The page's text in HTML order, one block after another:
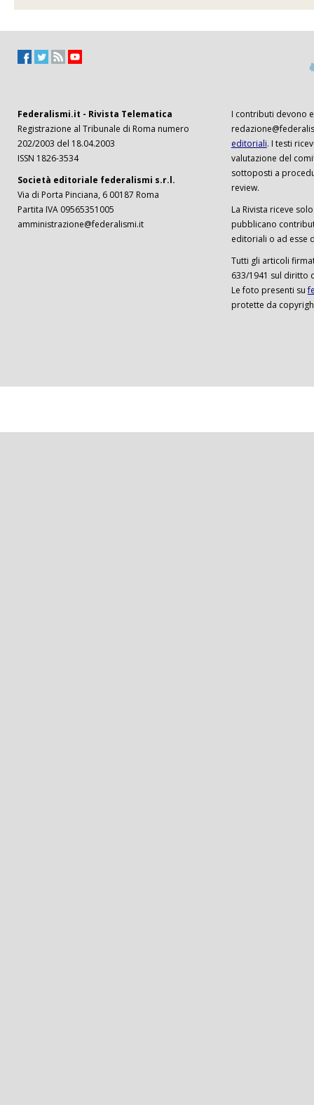
Federalismi.it - Rivista Telematica
Registrazione al Tribunale di Roma numero
202/2003 del 18.04.2003
ISSN 1826-3534
Società editoriale federalismi s.r.l.
Via di Porta Pinciana, 6 00187 Roma
Partita IVA 09565351005
amministrazione@federalismi.it
I contributi devono
editoriali. I testi
valutazione del
sottoposti a
review.
La Rivista riceve
pubblicano
editoriali o ad esse
Tutti gli articoli
633/1941 sul diritto
Le foto presenti su
protette da